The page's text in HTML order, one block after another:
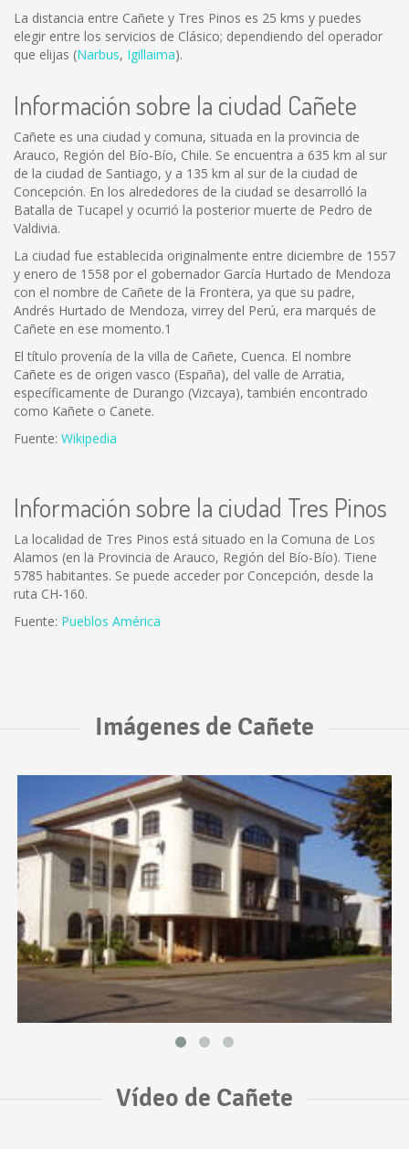
La distancia entre Cañete y Tres Pinos es 25 kms y puedes
elegir entre los servicios de Clásico; dependiendo del operador
que elijas (Narbus, Igillaima).
Información sobre la ciudad Cañete
Cañete es una ciudad y comuna, situada en la provincia de
Arauco, Región del Bío-Bío, Chile. Se encuentra a 635 km al sur
de la ciudad de Santiago, y a 135 km al sur de la ciudad de
Concepción. En los alrededores de la ciudad se desarrolló la
Batalla de Tucapel y ocurrió la posterior muerte de Pedro de
Valdivia.
La ciudad fue establecida originalmente entre diciembre de 1557
y enero de 1558 por el gobernador García Hurtado de Mendoza
con el nombre de Cañete de la Frontera, ya que su padre,
Andrés Hurtado de Mendoza, virrey del Perú, era marqués de
Cañete en ese momento.1
El título provenía de la villa de Cañete, Cuenca. El nombre
Cañete es de origen vasco (España), del valle de Arratia,
específicamente de Durango (Vizcaya), también encontrado
como Kañete o Canete.
Fuente: Wikipedia
Información sobre la ciudad Tres Pinos
La localidad de Tres Pinos está situado en la Comuna de Los
Alamos (en la Provincia de Arauco, Región del Bío-Bío). Tiene
5785 habitantes. Se puede acceder por Concepción, desde la
ruta CH-160.
Fuente: Pueblos América
Imágenes de Cañete
Vídeo de Cañete